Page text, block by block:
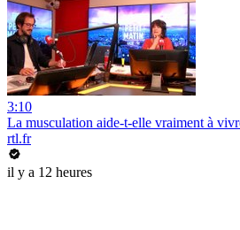
3:10
La musculation aide-t-elle vraiment à
rtl.fr
il y a 12 heures